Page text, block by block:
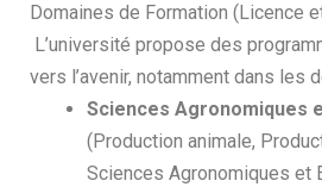
Domaines de Formation (Licence
L’université propose des
vers l’avenir, notamment dans les
Sciences Agronomiques
(Production animale,
Sciences Agronomiques et